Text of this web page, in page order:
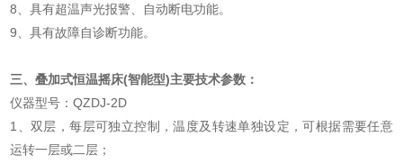
8、具有超温声光报警、自动断电功能。
9、具有故障自诊断功能。
三、叠加式恒温摇床(智能型)主要技术参数：
仪器型号：QZDJ-2D
1、双层，每层可独立控制，温度及转速单独设定，可根据需要任意
运转一层或二层；